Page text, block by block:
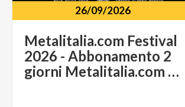
26/09/2026
Metalitalia.com Festival
2026 - Abbonamento 2
giorni Metalitalia.com Festival